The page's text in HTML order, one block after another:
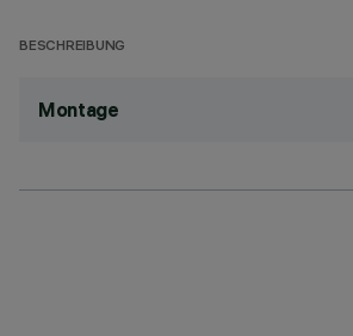
BESCHREIBUNG
Montage